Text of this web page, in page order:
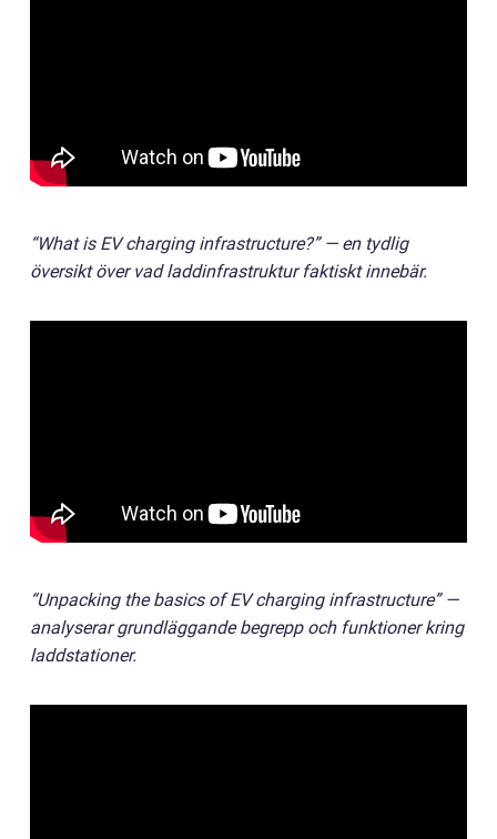
“What is EV charging infrastructure?” — en tydlig
översikt över vad laddinfrastruktur faktiskt innebär.
“Unpacking the basics of EV charging infrastructure” —
analyserar grundläggande begrepp och funktioner kring
laddstationer.